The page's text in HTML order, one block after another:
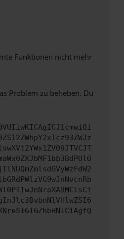
Funktionen nicht mehr
Problem zu beheben. Du